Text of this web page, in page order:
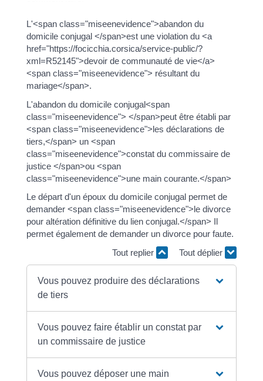
L'<span class="miseenevidence">abandon du
domicile conjugal </span>est une violation du <a
href="https://focicchia.corsica/service-public/?
xml=R52145">devoir de communauté de vie</a>
<span class="miseenevidence"> résultant du
mariage</span>.
L'abandon du domicile conjugal<span
class="miseenevidence"> </span>peut être établi par
<span class="miseenevidence">les déclarations de
tiers,</span> un <span
class="miseenevidence">constat du commissaire de
justice </span>ou <span
class="miseenevidence">une main courante.</span>
Le départ d'un époux du domicile conjugal permet de
demander <span class="miseenevidence">le divorce
pour altération définitive du lien conjugal.</span> Il
permet également de demander un divorce pour faute.
Tout replier
Tout déplier
Vous pouvez produire des déclarations
de tiers
Vous pouvez faire établir un constat par
un commissaire de justice
Vous pouvez déposer une main